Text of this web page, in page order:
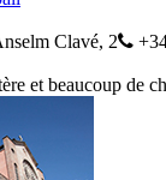
Clavé, 2
et beaucoup de